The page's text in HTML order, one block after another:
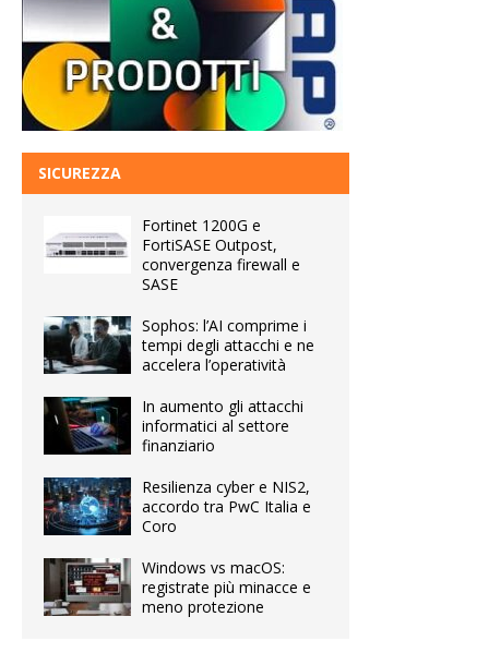
SICUREZZA
Fortinet 1200G e
FortiSASE Outpost,
convergenza firewall e
SASE
Sophos: l’AI comprime i
tempi degli attacchi e ne
accelera l’operatività
In aumento gli attacchi
informatici al settore
finanziario
Resilienza cyber e NIS2,
accordo tra PwC Italia e
Coro
Windows vs macOS:
registrate più minacce e
meno protezione